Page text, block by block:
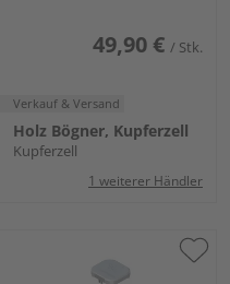
49,90 € / Stk.
Verkauf & Versand
Holz Bögner, Kupferzell
Kupferzell
1 weiterer Händler